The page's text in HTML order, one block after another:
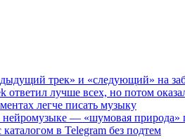
трек» и «следующий» на
ответил лучше всех, но потом
легче писать музыку
— «шумовая природа»
в Telegram без подтем